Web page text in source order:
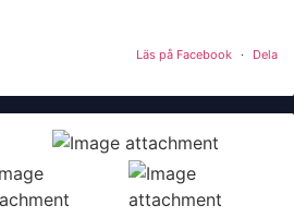
Läs på Facebook · Dela